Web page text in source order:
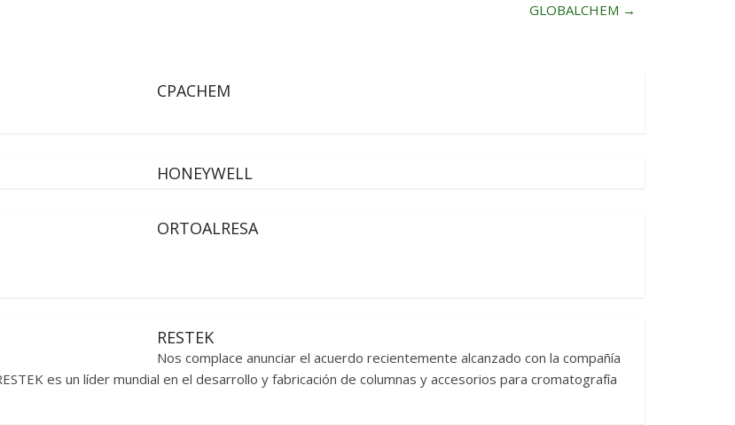
GLOBALCHEM →
CPACHEM
HONEYWELL
ORTOALRESA
RESTEK
Nos complace anunciar el acuerdo recientemente alcanzado con la compañía
es un líder mundial en el desarrollo y fabricación de columnas y accesorios para cromatografía